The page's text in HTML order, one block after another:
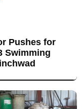
Pushes for
Swimming